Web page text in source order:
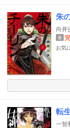
朱
向井
巻 完
お気
転
一智